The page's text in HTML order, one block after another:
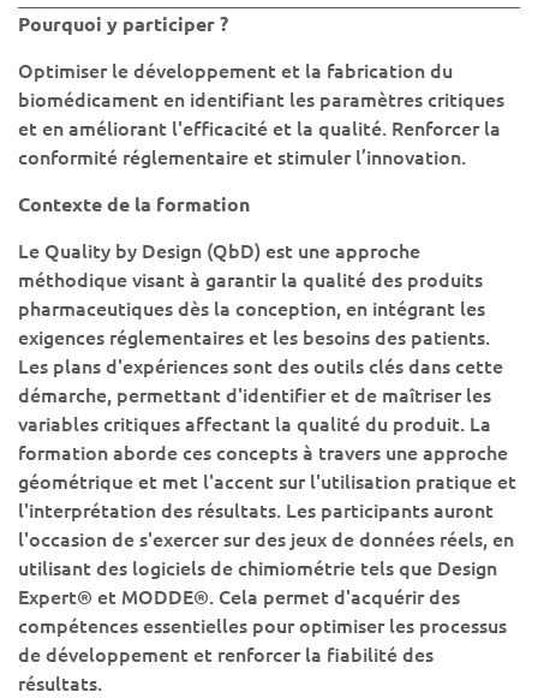
Pourquoi y participer ?
Optimiser le développement et la fabrication du
biomédicament en identifiant les paramètres critiques
et en améliorant l'efficacité et la qualité. Renforcer la
conformité réglementaire et stimuler l’innovation.
Contexte de la formation
Le Quality by Design (QbD) est une approche
méthodique visant à garantir la qualité des produits
pharmaceutiques dès la conception, en intégrant les
exigences réglementaires et les besoins des patients.
Les plans d'expériences sont des outils clés dans cette
démarche, permettant d'identifier et de maîtriser les
variables critiques affectant la qualité du produit. La
formation aborde ces concepts à travers une approche
géométrique et met l'accent sur l'utilisation pratique et
l'interprétation des résultats. Les participants auront
l'occasion de s'exercer sur des jeux de données réels, en
utilisant des logiciels de chimiométrie tels que Design
Expert® et MODDE®. Cela permet d'acquérir des
compétences essentielles pour optimiser les processus
de développement et renforcer la fiabilité des
résultats.